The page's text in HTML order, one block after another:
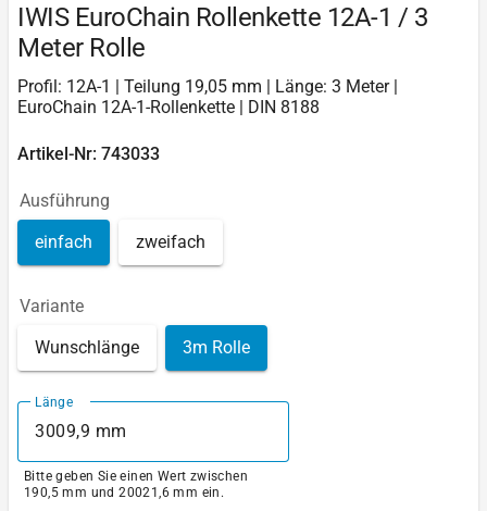
IWIS EuroChain Rollenkette 12A-1 / 3
Meter Rolle
Profil: 12A-1 | Teilung 19,05 mm | Länge: 3 Meter |
EuroChain 12A-1-Rollenkette | DIN 8188
Artikel-Nr: 743033
Ausführung
einfach zweifach
Variante
Wunschlänge 3m Rolle
Länge
Bitte geben Sie einen Wert zwischen
190,5 mm und 20021,6 mm ein.